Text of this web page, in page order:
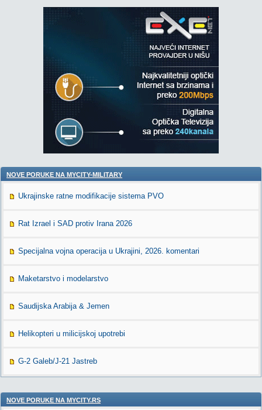
NOVE PORUKE NA MYCITY-MILITARY
Ukrajinske ratne modifikacije sistema PVO
Rat Izrael i SAD protiv Irana 2026
Specijalna vojna operacija u Ukrajini, 2026. komentari
Maketarstvo i modelarstvo
Saudijska Arabija & Jemen
Helikopteri u milicijskoj upotrebi
G-2 Galeb/J-21 Jastreb
NOVE PORUKE NA MYCITY.RS